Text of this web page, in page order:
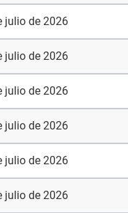
julio de 2026
julio de 2026
julio de 2026
julio de 2026
julio de 2026
julio de 2026